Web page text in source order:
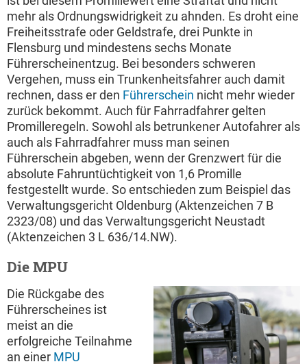
mehr als Ordnungswidrigkeit zu ahnden. Es droht eine
Freiheitsstrafe oder Geldstrafe, drei Punkte in
Flensburg und mindestens sechs Monate
Führerscheinentzug. Bei besonders schweren
Vergehen, muss ein Trunkenheitsfahrer auch damit
rechnen, dass er den Führerschein nicht mehr wieder
zurück bekommt. Auch für Fahrradfahrer gelten
Promilleregeln. Sowohl als betrunkener Autofahrer als
auch als Fahrradfahrer muss man seinen
Führerschein abgeben, wenn der Grenzwert für die
absolute Fahruntüchtigkeit von 1,6 Promille
festgestellt wurde. So entschieden zum Beispiel das
Verwaltungsgericht Oldenburg (Aktenzeichen 7 B
2323/08) und das Verwaltungsgericht Neustadt
(Aktenzeichen 3 L 636/14.NW).
Die MPU
Die Rückgabe des
Führerscheines ist
meist an die
erfolgreiche Teilnahme
an einer MPU